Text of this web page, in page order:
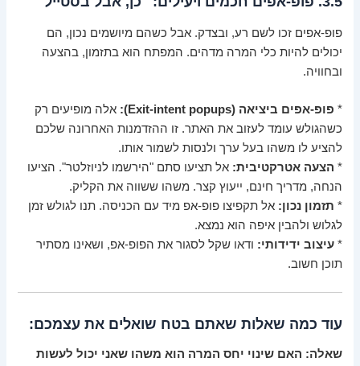
פופ-אפים זכו לשם רע, ובצדק. אבל כשהם מיושמים נכון, הם
יכולים להיות כלי המרה מדהים. המפתח הוא בתזמון, בהצעה
ובחוויה.
* פופ-אפים ביציאה (Exit-intent popups):
אלה מופיעים רק
כשהגולש עומד לעזוב את האתר. זו ההזדמנות האחרונה שלכם
להציע לו משהו בעל ערך ולנסות לשמור אותו.
* הצעה אטרקטיבית: אל תציעו סתם "הירשמו לניוזלטר". הציעו
הנחה, מדריך חינם, ייעוץ קצר. משהו ששווה את הקליק.
* תזמון נכון: אל תקפיצו פופ-אפ מיד עם הכניסה. תנו לגולש זמן
לגלוש ולהבין איפה הוא נמצא.
*עיצוב ידידותי: ודאו שקל לסגור את הפופ-אפ, ושאינו מסתיר
תוכן חשוב.
עוד כמה שאלות שאתם בטח שואלים את עצמכם:
שאלה: האם שינוי יחס המרה הוא משהו שאני יכול לעשות